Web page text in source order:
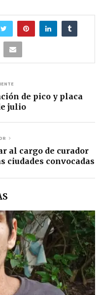
de pico y placa
julio
al cargo de curador
ciudades convocadas